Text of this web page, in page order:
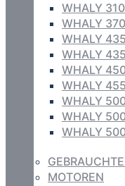
WHALY 310
WHALY 370
WHALY 435
WHALY
WHALY
WHALY
WHALY
WHALY
WHALY
MOTOREN